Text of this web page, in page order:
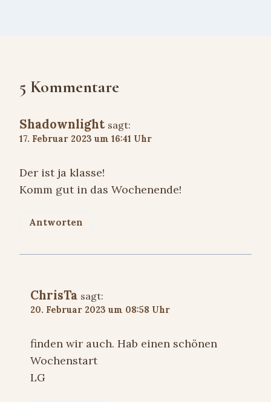
5 Kommentare
Shadownlight sagt:
17. Februar 2023 um 16:41 Uhr
Der ist ja klasse!
Komm gut in das Wochenende!
Antworten
ChrisTa sagt:
20. Februar 2023 um 08:58 Uhr
finden wir auch. Hab einen schönen
Wochenstart
LG